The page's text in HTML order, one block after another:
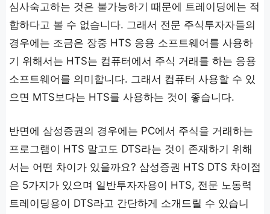
심사숙고하는 것은 불가능하기 때문에 트레이딩에는 적
합하다고 볼 수 없습니다. 그래서 전문 주식투자자들의
경우에는 조금은 장중 HTS 응용 소프트웨어를 사용하
기 위해서는 HTS는 컴퓨터에서 주식 거래를 하는 응용
소프트웨어를 의미합니다. 그래서 컴퓨터 사용할 수 있
으면 MTS보다는 HTS를 사용하는 것이 좋습니다.
반면에 삼성증권의 경우에는 PC에서 주식을 거래하는
프로그램이 HTS 말고도 DTS라는 것이 존재하기 위해
서는 어떤 차이가 있을까요? 삼성증권 HTS DTS 차이점
은 5가지가 있으며 일반투자자용이 HTS, 전문 노동력
트레이딩용이 DTS라고 간단하게 소개드릴 수 있습니